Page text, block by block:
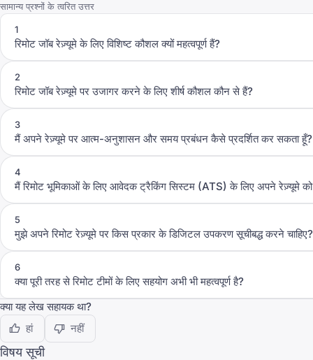
सामान्य प्रश्नों के त्वरित उत्तर
1
रिमोट जॉब रेज़्यूमे के लिए विशिष्ट कौशल क्यों महत्वपूर्ण हैं?
2
रिमोट जॉब रेज़्यूमे पर उजागर करने के लिए शीर्ष कौशल कौन से हैं?
3
मैं अपने रेज़्यूमे पर आत्म-अनुशासन और समय प्रबंधन कैसे प्रदर्शित कर सकता हूँ?
4
मैं रिमोट भूमिकाओं के लिए आवेदक ट्रैकिंग सिस्टम (ATS) के लिए अपने रेज़्यूमे
5
मुझे अपने रिमोट रेज़्यूमे पर किस प्रकार के डिजिटल उपकरण सूचीबद्ध करने चाहिए?
6
क्या पूरी तरह से रिमोट टीमों के लिए सहयोग अभी भी महत्वपूर्ण है?
क्या यह लेख सहायक था?
हां
नहीं
विषय सूची